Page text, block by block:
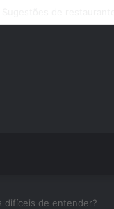
difíceis de entender?